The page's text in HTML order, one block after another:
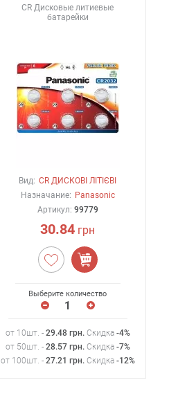
CR Дисковые литиевые
батарейки
Вид: CR ДИСКОВІ ЛІТІЄВІ
Назначание: Panasonic
Артикул: 99779
30.84 грн
Выберите количество
от 10шт. - 29.48грн. Скидка -4%
от 50шт. - 28.57грн. Скидка -7%
от 100шт. - 27.21 грн. Скидка -12%